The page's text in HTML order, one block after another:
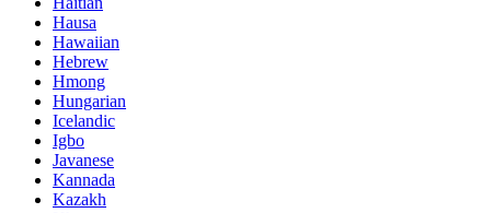
Hausa
Hawaiian
Hebrew
Hmong
Hungarian
Icelandic
Igbo
Javanese
Kannada
Kazakh